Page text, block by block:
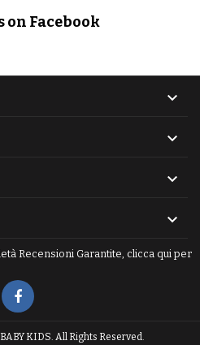
on Facebook




Recensioni Garantite, clicca qui per
KIDS. All Rights Reserved.